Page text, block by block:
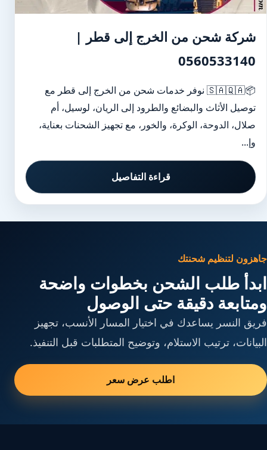
شركة شحن من الخرج إلى قطر |
0560533140
📦🇸🇦🇶🇦 نوفر خدمات شحن من الخرج إلى قطر مع
توصيل الأثاث والبضائع والطرود إلى الريان، لوسيل، أم
صلال، الدوحة، الوكرة، والخور، مع تجهيز الشحنات بعناية،
وإ...
قراءة التفاصيل
جاهزون لتنظيم شحنتك
ابدأ طلب الشحن بخطوات واضحة
ومتابعة دقيقة حتى الوصول
فريق النسر يساعدك في اختيار المسار الأنسب، تجهيز
البيانات، ترتيب الاستلام، وتوضيح المتطلبات قبل التنفيذ.
اطلب عرض سعر